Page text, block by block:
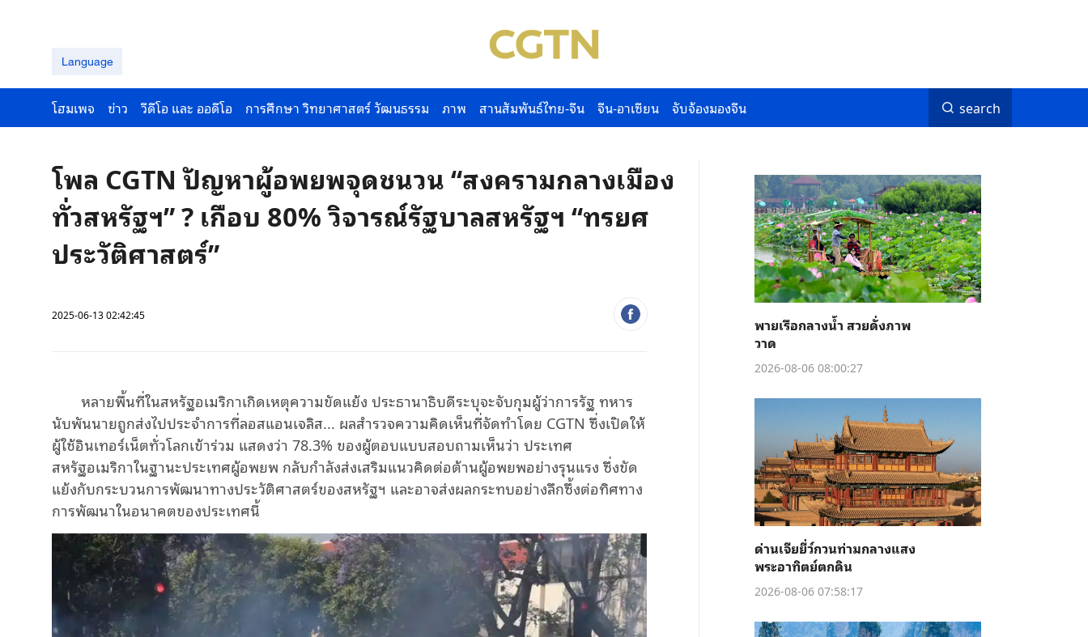
Language
โฮมเพจ ข่าว วีดีโอ และ ออดีโอ การศึกษา วิทยาศาสตร์ วัฒนธรรม ภาพ สานสัมพันธ์ไทย-จีน จีน-อาเซียน จับจ้องมองจีน search
โพล CGTN ปัญหาผู้อพยพจุดชนวน “สงครามกลางเมือง
ทั่วสหรัฐฯ” ? เกือบ 80% วิจารณ์รัฐบาลสหรัฐฯ “ทรยศ
ประวัติศาสตร์”
2025-06-13 02:42:45
หลายพื้นที่ในสหรัฐอเมริกาเกิดเหตุความขัดแย้ง ประธานาธิบดีระบุจะจับกุมผู้ว่าการรัฐ ทหาร
นับพันนายถูกส่งไปประจำการที่ลอสแอนเจลิส... ผลสำรวจความคิดเห็นที่จัดทำโดย CGTN ซึ่งเปิดให้
ผู้ใช้อินเทอร์เน็ตทั่วโลกเข้าร่วม แสดงว่า 78.3% ของผู้ตอบแบบสอบถามเห็นว่า ประเทศ
สหรัฐอเมริกาในฐานะประเทศผู้อพยพ กลับกำลังส่งเสริมแนวคิดต่อต้านผู้อพยพอย่างรุนแรง ซึ่งขัด
แย้งกับกระบวนการพัฒนาทางประวัติศาสตร์ของสหรัฐฯ และอาจส่งผลกระทบอย่างลึกซึ้งต่อทิศทาง
การพัฒนาในอนาคตของประเทศนี้
พายเรือกลางน้ำ สวยดั่งภาพ
วาด
2026-08-06 08:00:27
ด่านเจียยี่ว์กวนท่ามกลางแสง
พระอาทิตย์ตกดิน
2026-08-06 07:58:17